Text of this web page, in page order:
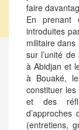
faire
En prenant
introduites
militaire dans
sur l’unité
à Abidjan et
à Bouaké,
constituer les
et des
d’approches
(entretiens,